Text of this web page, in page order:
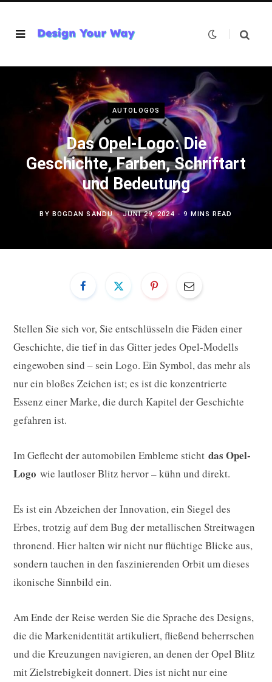
AUTOLOGOS
Das Opel-Logo: Die
Geschichte, Farben, Schriftart
und Bedeutung
BY BOGDAN SANDU JUNI 29, 2024 9 MINS READ
Stellen Sie sich vor, Sie entschlüsseln die Fäden einer
Geschichte, die tief in das Gitter jedes Opel-Modells
eingewoben sind – sein Logo. Ein Symbol, das mehr als
nur ein bloßes Zeichen ist; es ist die konzentrierte
Essenz einer Marke, die durch Kapitel der Geschichte
gefahren ist.
Im Geflecht der automobilen Embleme sticht das Opel-
Logo wie lautloser Blitz hervor – kühn und direkt.
Es ist ein Abzeichen der Innovation, ein Siegel des
Erbes, trotzig auf dem Bug der metallischen Streitwagen
thronend. Hier halten wir nicht nur flüchtige Blicke aus,
sondern tauchen in den faszinierenden Orbit um dieses
ikonische Sinnbild ein.
Am Ende der Reise werden Sie die Sprache des Designs,
die die Markenidentität artikuliert, fließend beherrschen
und die Kreuzungen navigieren, an denen der Opel Blitz
mit Zielstrebigkeit donnert. Dies ist nicht nur eine